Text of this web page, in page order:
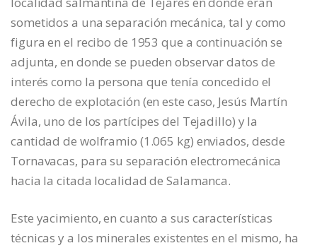
sometidos a una separación mecánica, tal y como
figura en el recibo de 1953 que a continuación se
adjunta, en donde se pueden observar datos de
interés como la persona que tenía concedido el
derecho de explotación (en este caso, Jesús Martín
Ávila, uno de los partícipes del Tejadillo) y la
cantidad de wolframio (1.065 kg) enviados, desde
Tornavacas, para su separación electromecánica
hacia la citada localidad de Salamanca.
Este yacimiento, en cuanto a sus características
técnicas y a los minerales existentes en el mismo, ha